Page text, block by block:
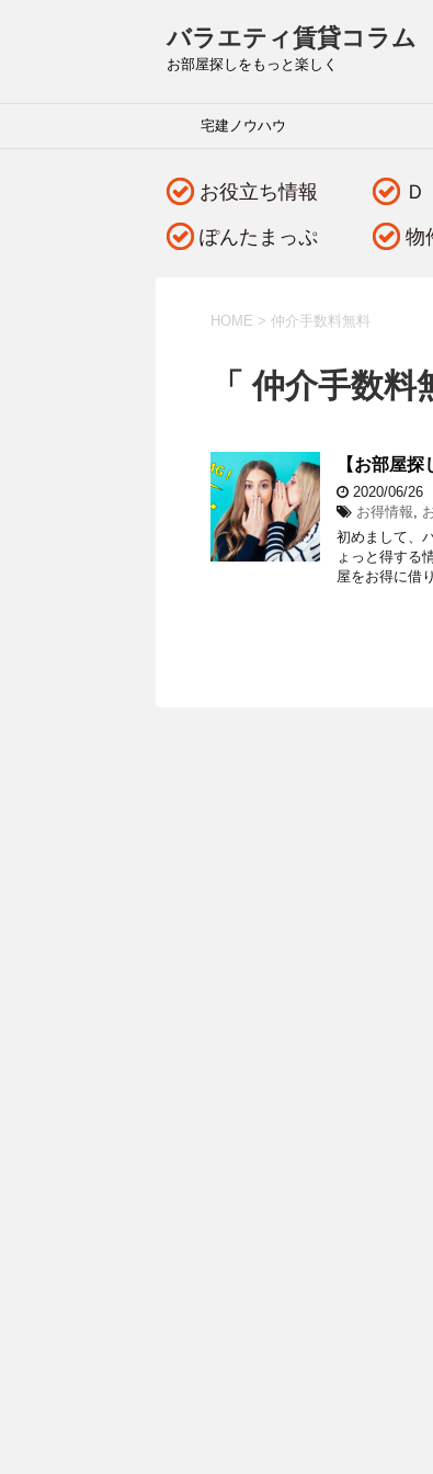
バラエティ賃貸コラム
お部屋探しをもっと楽しく
宅建ノウハウ
お役立ち情報 Ｄ
ぽんたまっぷ 物
HOME > 仲介手数料無料
「 仲介手数
【お部屋
2020/06/26
お得情報,
初めまして、
ょっと得する
屋をお得に借